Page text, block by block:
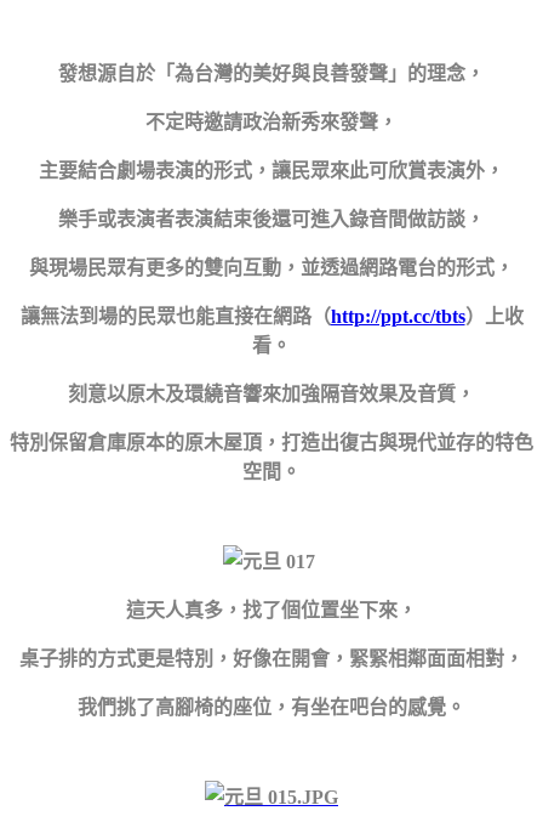
發想源自於「為台灣的美好與良善發聲」的理念，
不定時邀請政治新秀來發聲，
主要結合劇場表演的形式，讓民眾來此可欣賞表演外，
樂手或表演者表演結束後還可進入錄音間做訪談，
與現場民眾有更多的雙向互動，並透過網路電台的形式，
讓無法到場的民眾也能直接在網路（http://ppt.cc/tbts）上收
看。
刻意以原木及環繞音響來加強隔音效果及音質，
特別保留倉庫原本的原木屋頂，打造出復古與現代並存的特色
空間。
這天人真多，找了個位置坐下來，
桌子排的方式更是特別，好像在開會，緊緊相鄰面面相對，
我們挑了高腳椅的座位，有坐在吧台的感覺。